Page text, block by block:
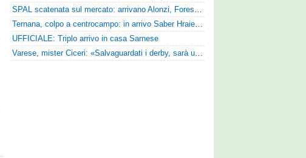
SPAL scatenata sul mercato: arrivano Alonzi, Foresta, Munaretto e Tobia
Ternana, colpo a centrocampo: in arrivo Saber Hraiech, per Scappini si attende l'accordo
UFFICIALE: Triplo arrivo in casa Sarnese
Varese, mister Ciceri: «Salvaguardati i derby, sarà un campionato avvincente»